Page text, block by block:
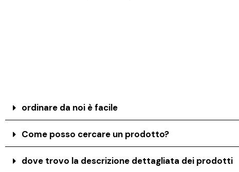
ordinare da noi è facile
Come posso cercare un prodotto?
dove trovo la descrizione dettagliata dei prodotti